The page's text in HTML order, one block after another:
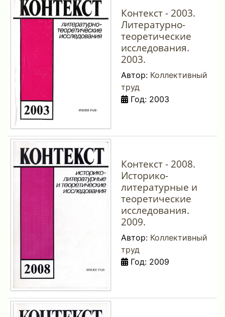
Контекст - 2003.
Литературно-
теоретические
исследования.
2003.
Автор: Коллективный
труд
Год: 2003
Контекст - 2008.
Историко-
литературные и
теоретические
исследования.
2009.
Автор: Коллективный
труд
Год: 2009